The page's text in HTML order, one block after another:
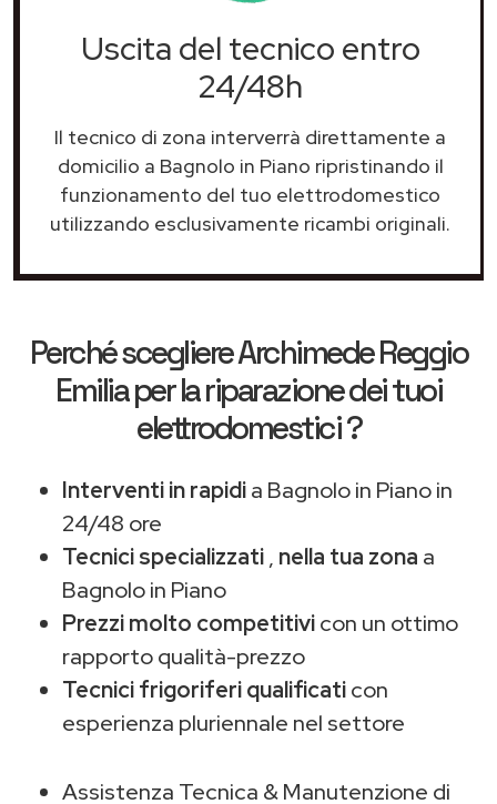
Uscita del tecnico entro
24/48h
Il tecnico di zona interverrà direttamente a
domicilio a Bagnolo in Piano ripristinando il
funzionamento del tuo elettrodomestico
utilizzando esclusivamente ricambi originali.
Perché scegliereArchimede Reggio
Emiliaper la riparazione dei tuoi
elettrodomestici ?
Interventi in rapidia Bagnolo in Piano in
24/48 ore
Tecnici specializzati, nella tua zona a
Bagnolo in Piano
Prezzi molto competitivicon un ottimo
rapporto qualità-prezzo
Tecnici frigoriferi qualificaticon
esperienza pluriennale nel settore
Assistenza Tecnica & Manutenzione di